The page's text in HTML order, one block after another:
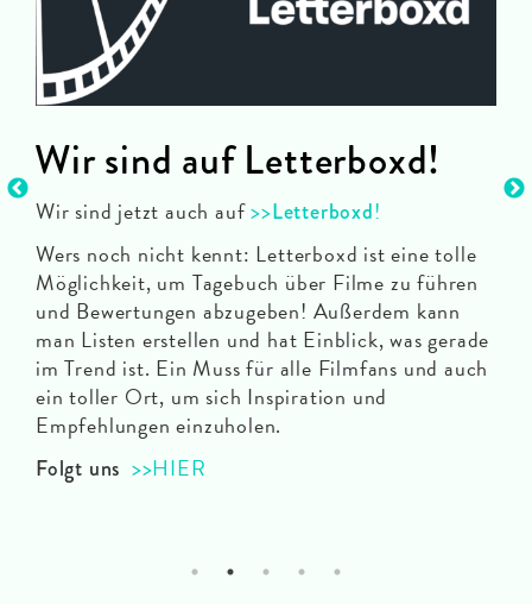
Wir sind auf Letterboxd!
Wir sind jetzt auch auf>>Letterboxd!
Wers noch nicht kennt: Letterboxd ist eine tolle
Möglichkeit, um Tagebuch über Filme zu führen
und Bewertungen abzugeben! Außerdem kann
man Listen erstellen und hat Einblick, was gerade
im Trend ist. Ein Muss für alle Filmfans und auch
ein toller Ort, um sich Inspiration und
Empfehlungen einzuholen.
Folgt uns >>HIER
1 2 3 4 5